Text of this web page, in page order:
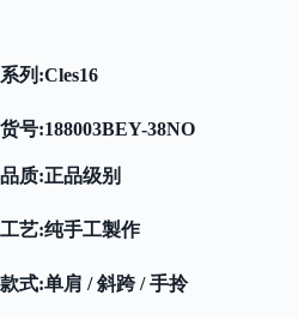
系列:Cles16
货号:188003BEY-38NO
品质:正品级别
工艺:纯手工製作
款式:单肩 / 斜跨 / 手拎